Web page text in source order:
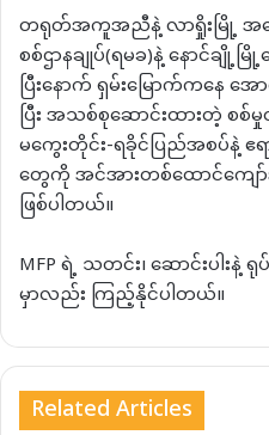
တရုတ်အကူအညီနဲ့ လာရှိုးမြို့ အရှ
စစ်ဌာနချုပ်(ရမခ)နဲ့ နောင်ခ
ပြီးနောက် ရှမ်းမြောက်ကနေ
ပြီး အသစ်စုဆောင်းထားတဲ့ စ
မကွေးတိုင်း-ရခိုင်ပြည်အစပ်နဲ့ ဧ
တွေကို အင်အားတစ်ထောင်ကျေ
ဖြစ်ပါတယ်။
MFP ရဲ့ သတင်း၊ ဆောင်းပ
မှာလည်း ကြည့်နိုင်ပါတယ်။
Related Articles